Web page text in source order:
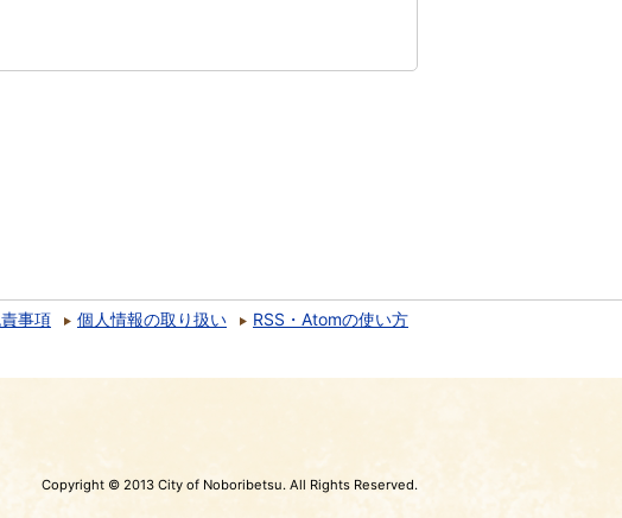
事項 個人情報の取り扱い
RSS・Atomの使い方
Copyright © 2013 City of Noboribetsu. All Rights Reserved.